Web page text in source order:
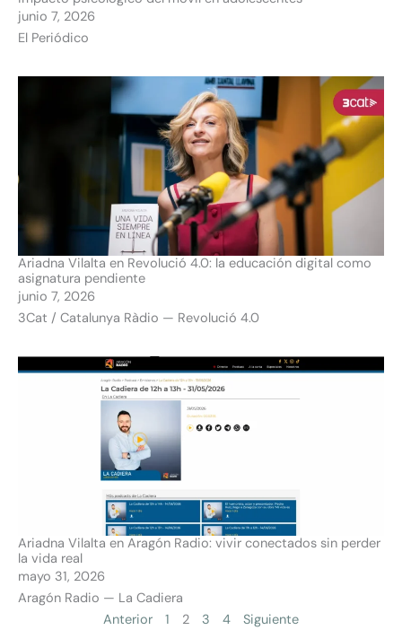
junio 7, 2026
El Periódico
Ariadna Vilalta en Revolució 4.0: la educación digital como
asignatura pendiente
junio 7, 2026
3Cat / Catalunya Ràdio — Revolució 4.0
Ariadna Vilalta en Aragón Radio: vivir conectados sin perder
la vida real
mayo 31, 2026
Aragón Radio — La Cadiera
Anterior
1 2 3 4 Siguiente